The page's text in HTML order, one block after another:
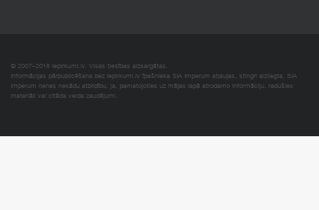
© 2007–2018 Iepirkumi.lv. Visas tiesības aizsargātas.
Informācijas pārpublicēšana bez iepirkumi.lv īpašnieka SIA Imperum atļaujas, stingri aizliegta. SIA
Imperum nenes nekādu atbildību, ja, pamatojoties uz mājas lapā atrodamo informāciju, radušies
materiāli vai citāda veida zaudējumi.